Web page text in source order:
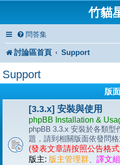
竹貓
問答集
討論區首頁 Support
Support
版面
[3.3.x] 安裝與使用
phpBB Installation &
phpBB 3.3.x 安裝於各類型
題，請到相關版面依發問格
(發表文章請按照公告格
版主: 版主管理群
譯文組